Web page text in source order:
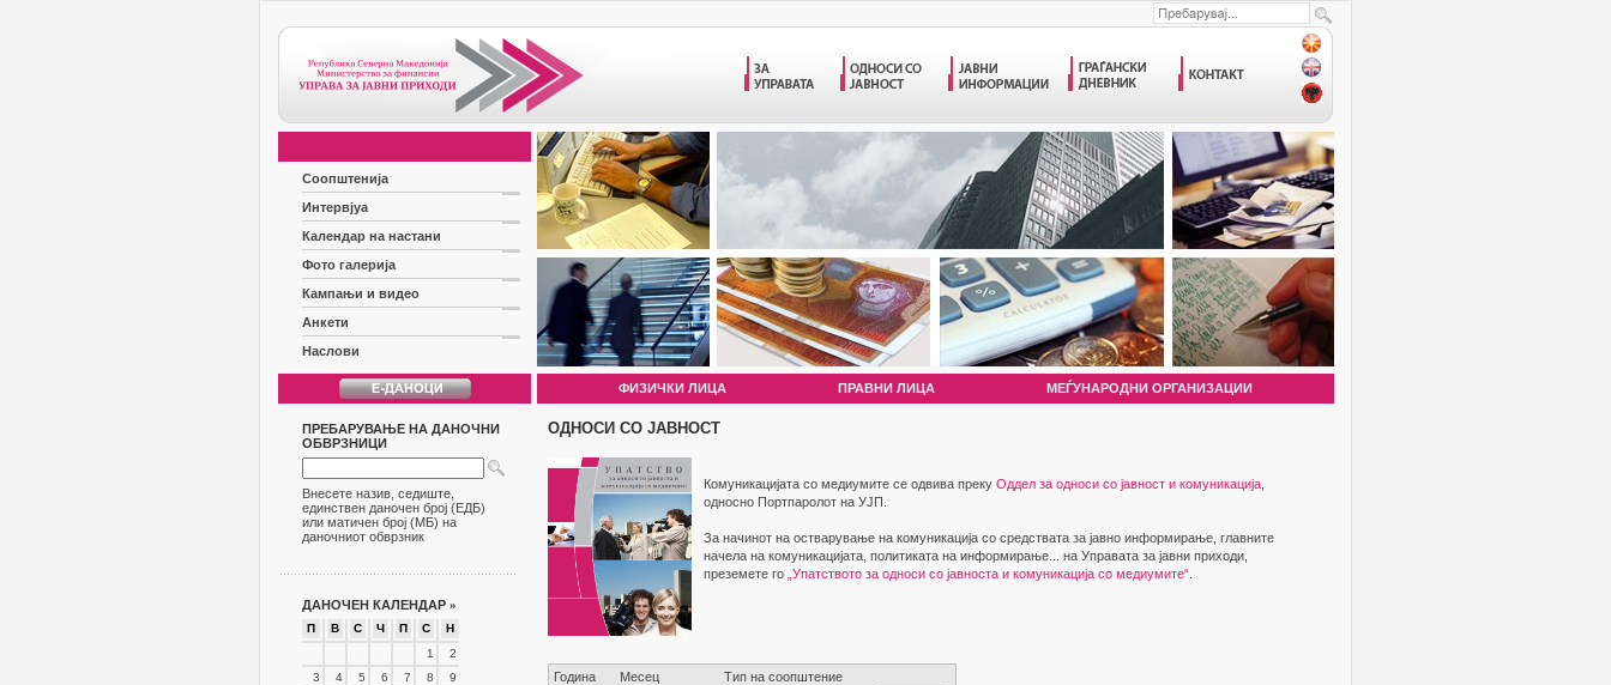
Соопштенија
Интервјуа
Календар на настани
Фото галерија
Кампањи и видео
Анкети
Наслови
ФИЗИЧКИ ЛИЦА ПРАВНИ ЛИЦА МЕЃУНАРОДНИ ОРГАНИЗАЦИИ
ПРЕБАРУВАЊЕ НА ДАНОЧНИ
ОБВРЗНИЦИ
Внесете назив, седиште,
единствен даночен број (ЕДБ)
или матичен број (МБ) на
даночниот обврзник
ДАНОЧЕН КАЛЕНДАР »
П В С Ч П С
Н
1
2
3
4 5 6 7 8
9
ОДНОСИ СО ЈАВНОСТ
Комуникацијата со медиумите се одвива преку Оддел за односи со јавност и комуникација
односно Портпаролот на УЈП.
За начинот на остварување на комуникација со средствата за јавно информирање, главните
начела на комуникацијата, политиката на информирање... на Управата за јавни приходи,
преземете го „Упатството за односи со јавноста и комуникација со медиумите“
Година Месец Тип на соопштение